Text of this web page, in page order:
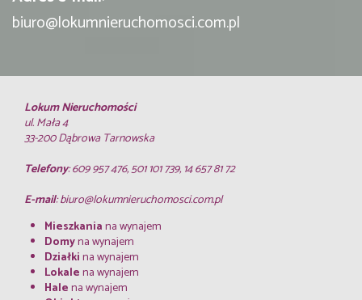
biuro@lokumnieruchomosci.com.pl
Lokum Nieruchomości
ul. Mała 4
33-200 Dąbrowa Tarnowska
Telefony: 609 957 476, 501 101 739, 14 657 81 72
E-mail:biuro@lokumnieruchomosci.com.pl
Mieszkaniana wynajem
Domyna wynajem
Działkina wynajem
Lokalena wynajem
Halena wynajem